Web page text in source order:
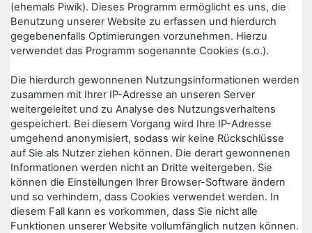
(ehemals Piwik). Dieses Programm ermöglicht es uns, die
Benutzung unserer Website zu erfassen und hierdurch
gegebenenfalls Optimierungen vorzunehmen. Hierzu
verwendet das Programm sogenannte Cookies (s.o.).
Die hierdurch gewonnenen Nutzungsinformationen werden
zusammen mit Ihrer IP-Adresse an unseren Server
weitergeleitet und zu Analyse des Nutzungsverhaltens
gespeichert. Bei diesem Vorgang wird Ihre IP-Adresse
umgehend anonymisiert, sodass wir keine Rückschlüsse
auf Sie als Nutzer ziehen können. Die derart gewonnenen
Informationen werden nicht an Dritte weitergeben. Sie
können die Einstellungen Ihrer Browser-Software ändern
und so verhindern, dass Cookies verwendet werden. In
diesem Fall kann es vorkommen, dass Sie nicht alle
Funktionen unserer Website vollumfänglich nutzen können.